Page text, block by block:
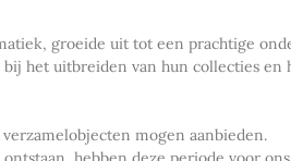
groeide uit tot een prachtige
het uitbreiden van hun collecties en
mogen aanbieden.